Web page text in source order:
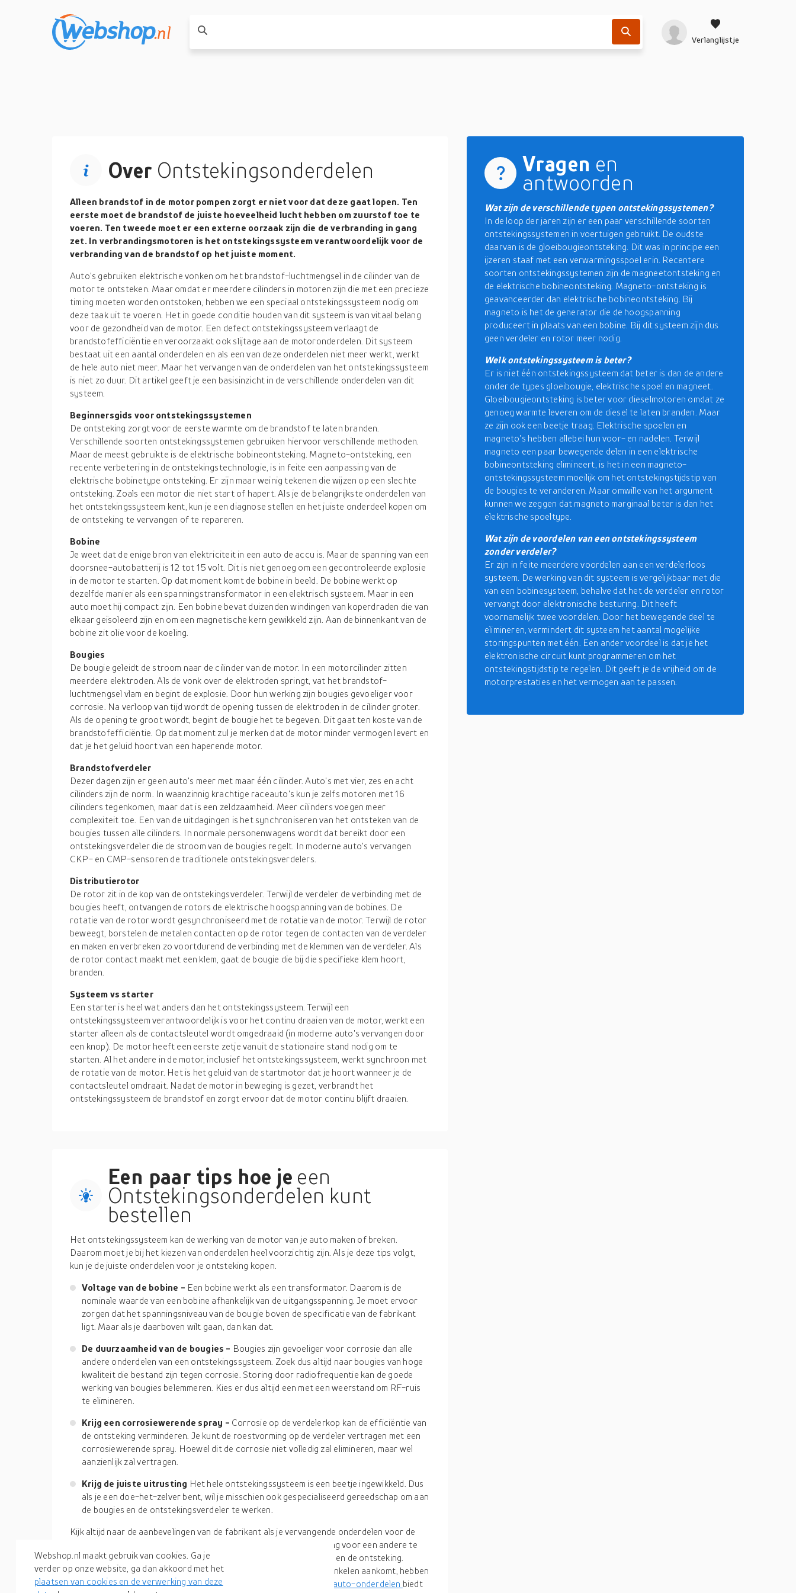
Verlanglijstje
Over Ontstekingsonderdelen
Alleen brandstof in de motor pompen zorgt er niet voor dat deze gaat lopen. Ten
eerste moet de brandstof de juiste hoeveelheid lucht hebben om zuurstof toe te
voeren. Ten tweede moet er een externe oorzaak zijn die de verbranding in gang
zet. In verbrandingsmotoren is het ontstekingssysteem verantwoordelijk voor de
verbranding van de brandstof op het juiste moment.
Auto's gebruiken elektrische vonken om het brandstof-luchtmengsel in de cilinder van de
motor te ontsteken. Maar omdat er meerdere cilinders in motoren zijn die met een precieze
timing moeten worden ontstoken, hebben we een speciaal ontstekingssysteem nodig om
deze taak uit te voeren. Het in goede conditie houden van dit systeem is van vitaal belang
voor de gezondheid van de motor. Een defect ontstekingssysteem verlaagt de
brandstofefficiëntie en veroorzaakt ook slijtage aan de motoronderdelen. Dit systeem
bestaat uit een aantal onderdelen en als een van deze onderdelen niet meer werkt, werkt
de hele auto niet meer. Maar het vervangen van de onderdelen van het ontstekingssysteem
is niet zo duur. Dit artikel geeft je een basisinzicht in de verschillende onderdelen van dit
systeem.
Beginnersgids voor ontstekingssystemen
De ontsteking zorgt voor de eerste warmte om de brandstof te laten branden.
Verschillende soorten ontstekingssystemen gebruiken hiervoor verschillende methoden.
Maar de meest gebruikte is de elektrische bobineontsteking. Magneto-ontsteking, een
recente verbetering in de ontstekingstechnologie, is in feite een aanpassing van de
elektrische bobinetype ontsteking. Er zijn maar weinig tekenen die wijzen op een slechte
ontsteking. Zoals een motor die niet start of hapert. Als je de belangrijkste onderdelen van
het ontstekingssysteem kent, kun je een diagnose stellen en het juiste onderdeel kopen om
de ontsteking te vervangen of te repareren.
Bobine
Je weet dat de enige bron van elektriciteit in een auto de accu is. Maar de spanning van een
doorsnee-autobatterij is 12 tot 15 volt. Dit is niet genoeg om een gecontroleerde explosie
in de motor te starten. Op dat moment komt de bobine in beeld. De bobine werkt op
dezelfde manier als een spanningstransformator in een elektrisch systeem. Maar in een
auto moet hij compact zijn. Een bobine bevat duizenden windingen van koperdraden die van
elkaar geïsoleerd zijn en om een magnetische kern gewikkeld zijn. Aan de binnenkant van de
bobine zit olie voor de koeling.
Bougies
De bougie geleidt de stroom naar de cilinder van de motor. In een motorcilinder zitten
meerdere elektroden. Als de vonk over de elektroden springt, vat het brandstof-
luchtmengsel vlam en begint de explosie. Door hun werking zijn bougies gevoeliger voor
corrosie. Na verloop van tijd wordt de opening tussen de elektroden in de cilinder groter.
Als de opening te groot wordt, begint de bougie het te begeven. Dit gaat ten koste van de
brandstofefficiëntie. Op dat moment zul je merken dat de motor minder vermogen levert en
dat je het geluid hoort van een haperende motor.
Brandstofverdeler
Dezer dagen zijn er geen auto's meer met maar één cilinder. Auto's met vier, zes en acht
cilinders zijn de norm. In waanzinnig krachtige raceauto's kun je zelfs motoren met 16
cilinders tegenkomen, maar dat is een zeldzaamheid. Meer cilinders voegen meer
complexiteit toe. Een van de uitdagingen is het synchroniseren van het ontsteken van de
bougies tussen alle cilinders. In normale personenwagens wordt dat bereikt door een
ontstekingsverdeler die de stroom van de bougies regelt. In moderne auto's vervangen
CKP- en CMP-sensoren de traditionele ontstekingsverdelers.
Distributierotor
De rotor zit in de kop van de ontstekingsverdeler. Terwijl de verdeler de verbinding met de
bougies heeft, ontvangen de rotors de elektrische hoogspanning van de bobines. De
rotatie van de rotor wordt gesynchroniseerd met de rotatie van de motor. Terwijl de rotor
beweegt, borstelen de metalen contacten op de rotor tegen de contacten van de verdeler
en maken en verbreken zo voortdurend de verbinding met de klemmen van de verdeler. Als
de rotor contact maakt met een klem, gaat de bougie die bij die specifieke klem hoort,
branden.
Systeem vs starter
Een starter is heel wat anders dan het ontstekingssysteem. Terwijl een
ontstekingssysteem verantwoordelijk is voor het continu draaien van de motor, werkt een
starter alleen als de contactsleutel wordt omgedraaid (in moderne auto's vervangen door
een knop). De motor heeft een eerste zetje vanuit de stationaire stand nodig om te
starten. Al het andere in de motor, inclusief het ontstekingssysteem, werkt synchroon met
de rotatie van de motor. Het is het geluid van de startmotor dat je hoort wanneer je de
contactsleutel omdraait. Nadat de motor in beweging is gezet, verbrandt het
ontstekingssysteem de brandstof en zorgt ervoor dat de motor continu blijft draaien.
Een paar tips hoe je een
Ontstekingsonderdelen kunt
bestellen
Het ontstekingssysteem kan de werking van de motor van je auto maken of breken.
Daarom moet je bij het kiezen van onderdelen heel voorzichtig zijn. Als je deze tips volgt,
kun je de juiste onderdelen voor je ontsteking kopen.
Voltage van de bobine - Een bobine werkt als een transformator. Daarom is de
nominale waarde van een bobine afhankelijk van de uitgangsspanning. Je moet ervoor
zorgen dat het spanningsniveau van de bougie boven de specificatie van de fabrikant
ligt. Maar als je daarboven wilt gaan, dan kan dat.
De duurzaamheid van de bougies - Bougies zijn gevoeliger voor corrosie dan alle
andere onderdelen van een ontstekingssysteem. Zoek dus altijd naar bougies van hoge
kwaliteit die bestand zijn tegen corrosie. Storing door radiofrequentie kan de goede
werking van bougies belemmeren. Kies er dus altijd een met een weerstand om RF-ruis
te elimineren.
Krijg een corrosiewerende spray - Corrosie op de verdelerkop kan de efficiëntie van
de ontsteking verminderen. Je kunt de roestvorming op de verdeler vertragen met een
corrosiewerende spray. Hoewel dit de corrosie niet volledig zal elimineren, maar wel
aanzienlijk zal vertragen.
Krijg de juiste uitrusting Het hele ontstekingssysteem is een beetje ingewikkeld. Dus
als je een doe-het-zelver bent, wil je misschien ook gespecialiseerd gereedschap om aan
de bougies en de ontstekingsverdeler te werken.
Kijk altijd naar de aanbevelingen van de fabrikant als je vervangende onderdelen voor de
ontsteking koopt. En hoewel het mogelijk is om een soort ontsteking voor een andere te
vervangen, vereist dit grondige kennis van de werking van de motor en de ontsteking.
Daarvoor moet je dus professionele hulp inroepen. En als het op winkelen aankomt, hebben
we je hier op onzezoekmachine voor detailhandel. auto-onderdelen biedt
Vragen en
antwoorden
Wat zijn de verschillende typen ontstekingssystemen?
In de loop der jaren zijn er een paar verschillende soorten
ontstekingssystemen in voertuigen gebruikt. De oudste
daarvan is de gloeibougieontsteking. Dit was in principe een
ijzeren staaf met een verwarmingsspoel erin. Recentere
soorten ontstekingssystemen zijn de magneetontsteking en
de elektrische bobineontsteking. Magneto-ontsteking is
geavanceerder dan elektrische bobineontsteking. Bij
magneto is het de generator die de hoogspanning
produceert in plaats van een bobine. Bij dit systeem zijn dus
geen verdeler en rotor meer nodig.
Welk ontstekingssysteem is beter?
Er is niet één ontstekingssysteem dat beter is dan de andere
onder de types gloeibougie, elektrische spoel en magneet.
Gloeibougieontsteking is beter voor dieselmotoren omdat ze
genoeg warmte leveren om de diesel te laten branden. Maar
ze zijn ook een beetje traag. Elektrische spoelen en
magneto's hebben allebei hun voor- en nadelen. Terwijl
magneto een paar bewegende delen in een elektrische
bobineontsteking elimineert, is het in een magneto-
ontstekingssysteem moeilijk om het ontstekingstijdstip van
de bougies te veranderen. Maar omwille van het argument
kunnen we zeggen dat magneto marginaal beter is dan het
elektrische spoeltype.
Wat zijn de voordelen van een ontstekingssysteem
zonder verdeler?
Er zijn in feite meerdere voordelen aan een verdelerloos
systeem. De werking van dit systeem is vergelijkbaar met die
van een bobinesysteem, behalve dat het de verdeler en rotor
vervangt door elektronische besturing. Dit heeft
voornamelijk twee voordelen. Door het bewegende deel te
elimineren, vermindert dit systeem het aantal mogelijke
storingspunten met één. Een ander voordeel is dat je het
elektronische circuit kunt programmeren om het
ontstekingstijdstip te regelen. Dit geeft je de vrijheid om de
motorprestaties en het vermogen aan te passen.
Webshop.nl maakt gebruik van cookies. Ga je
verder op onze website, ga dan akkoord met het
plaatsen van cookies en de verwerking van deze